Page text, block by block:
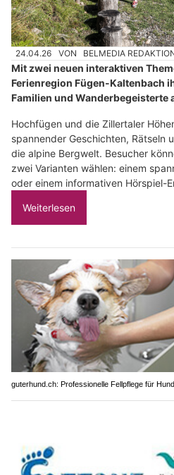
24.04.26 VON BELMEDIA
Mit zwei neuen interaktiven
Ferienregion Fügen-Kaltenbach
Familien und Wanderbegeisterte
Hochfügen und die Zillertaler
spannender Geschichten, Rätseln
die alpine Bergwelt. Besucher
zwei Varianten wählen: einem
oder einem informativen Hörspiel-
Weiterlesen
guterhund.ch: Professionelle Fellpflege für